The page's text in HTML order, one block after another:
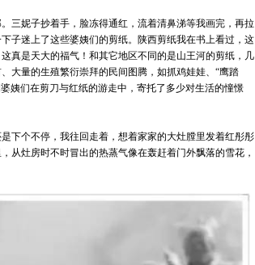
三妮子抄着手，脸冻得通红，流着清鼻涕等我画完，再拉
子迷上了这些婆姨们的剪纸。陕西剪纸我在书上看过，这
真是天大的福气！和其它地区不同的是山王河的剪纸，几
大量的生殖繁衍崇拜的民间图腾，如抓鸡娃娃、“鹰踏
姨们在剪刀与红纸的游走中，寄托了多少对生活的憧憬
下个不停，我往回走着，想着家家的大灶膛里发着红彤彤
从灶房时不时冒出的热蒸气像在轰赶着门外飘落的雪花，